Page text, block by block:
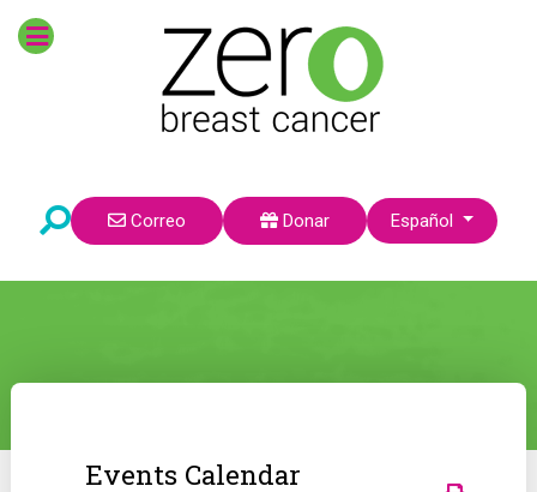
Correo Donar Seleccione su idioma
Español
Events Calendar